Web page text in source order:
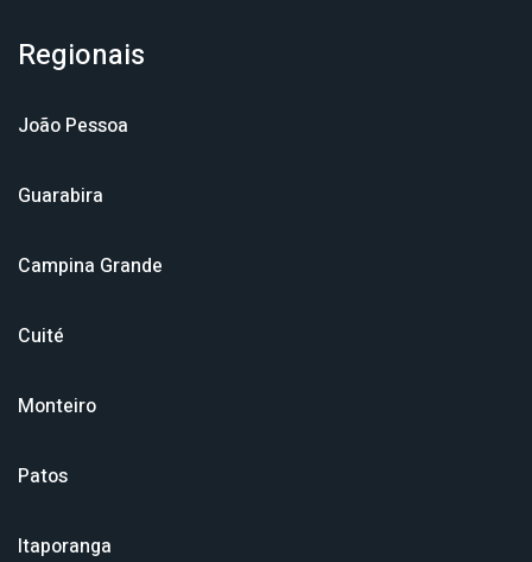
Regionais
João Pessoa
Guarabira
Campina Grande
Cuité
Monteiro
Patos
Itaporanga